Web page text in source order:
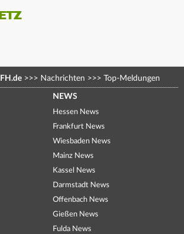
>>> Nachrichten >>> Top-Meldungen
NEWS
Hessen News
Frankfurt News
Wiesbaden News
Mainz News
Kassel News
Darmstadt News
Offenbach News
Gießen News
Fulda News